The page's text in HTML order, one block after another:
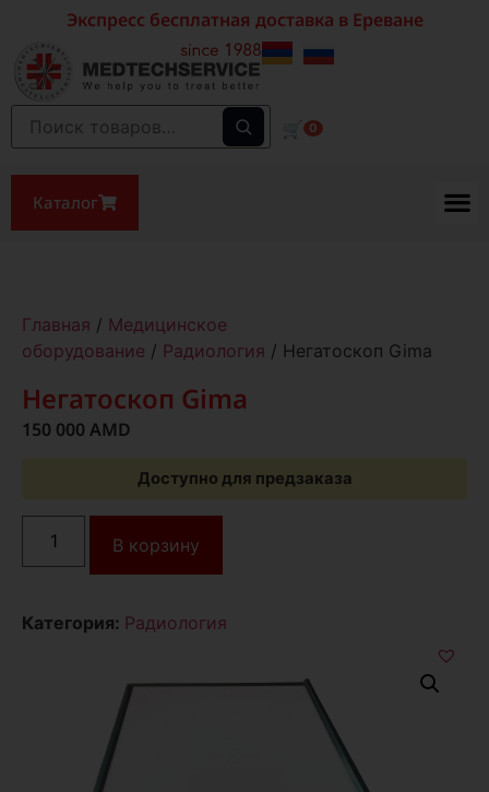
Экспресс бесплатная доставка в Ереване
🛒 0
Каталог
Главная / Медицинское
оборудование / Радиология / Негатоскоп Gima
Негатоскоп Gima
150 000 AMD
Доступно для предзаказа
В корзину
Категория: Радиология